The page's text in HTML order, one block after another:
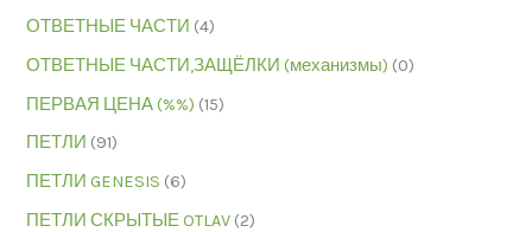
ОТВЕТНЫЕ ЧАСТИ (4)
ОТВЕТНЫЕ ЧАСТИ,ЗАЩЁЛКИ (механизмы) (0)
ПЕРВАЯ ЦЕНА (%%) (15)
ПЕТЛИ (91)
ПЕТЛИ GENESIS (6)
ПЕТЛИ СКРЫТЫЕ OTLAV (2)